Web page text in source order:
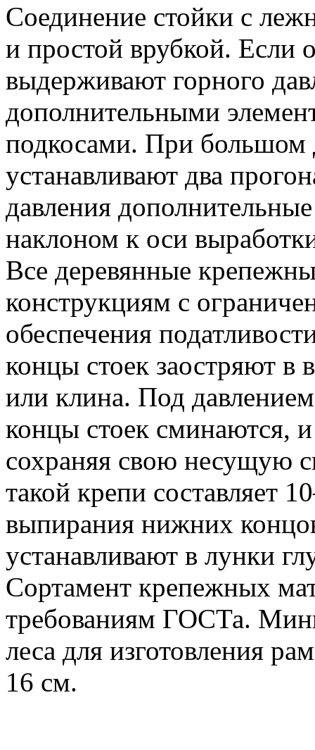
Соединение стойки с
и простой врубкой.
выдерживают горного
дополнительными
подкосами. При большом
устанавливают два
давления
наклоном к оси
Все деревянные
конструкциям с
обеспечения
концы стоек заостряют в
или клина. Под
концы стоек сминаются,
сохраняя свою несущую
такой крепи составляет
выпирания нижних
устанавливают в лунки
Сортамент крепежных
требованиям ГОСТа.
леса для изготовления
16 см.